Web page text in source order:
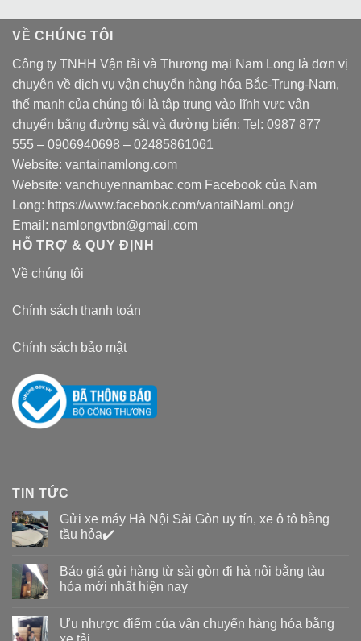
VỀ CHÚNG TÔI
Công ty TNHH Vận tải và Thương mại Nam Long là đơn vị
chuyên về dịch vụ vận chuyển hàng hóa Bắc-Trung-Nam,
thế mạnh của chúng tôi là tập trung vào lĩnh vực vận
chuyển bằng đường sắt và đường biển: Tel: 0987 877
555 – 0906940698 – 02485861061
Website: vantainamlong.com
Website: vanchuyennambac.com Facebook của Nam
Long: https://www.facebook.com/vantaiNamLong/
Email: namlongvtbn@gmail.com
HỖ TRỢ & QUY ĐỊNH
Về chúng tôi
Chính sách thanh toán
Chính sách bảo mật
TIN TỨC
Gửi xe máy Hà Nội Sài Gòn uy tín, xe ô tô bằng
tầu hỏa✔️
Báo giá gửi hàng từ sài gòn đi hà nội bằng tàu
hỏa mới nhất hiện nay
Ưu nhược điểm của vận chuyển hàng hóa bằng